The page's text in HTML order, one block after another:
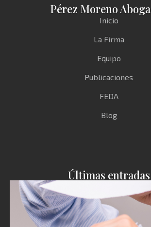
Pérez Moreno
Inicio
La Firma
Equipo
Publicaciones
FEDA
Blog
Últimas entradas